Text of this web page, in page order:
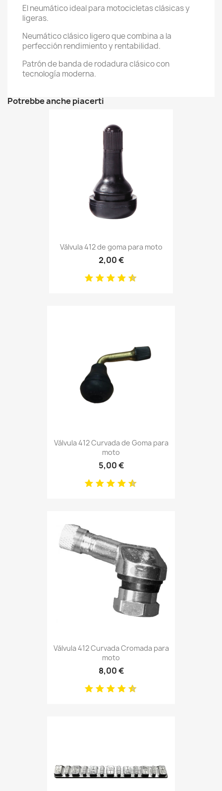
El neumático ideal para motocicletas clásicas y
ligeras.
Neumático clásico ligero que combina a la
perfección rendimiento y rentabilidad.
Patrón de banda de rodadura clásico con
tecnología moderna.
Potrebbe anche piacerti
Válvula 412 de goma para moto
2,00 €
Válvula 412 Curvada de Goma para
moto
5,00 €
Válvula 412 Curvada Cromada para
moto
8,00 €